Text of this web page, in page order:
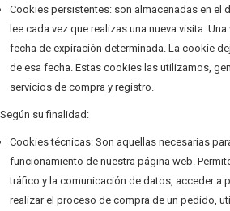
Cookies persistentes: son almacenadas en el
lee cada vez que realizas una nueva visita.
fecha de expiración determinada. La cookie
de esa fecha. Estas cookies las utilizamos,
servicios de compra y registro.
Según su finalidad:
Cookies técnicas: Son aquellas necesarias
funcionamiento de nuestra página web.
tráfico y la comunicación de datos, acceder a
realizar el proceso de compra de un pedido,